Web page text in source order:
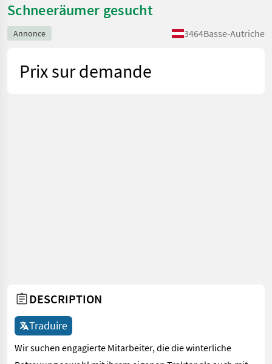
Schneeräumer gesucht
Annonce 3464Basse-Autriche
Prix sur demande
DESCRIPTION
Traduire
Wir suchen engagierte Mitarbeiter, die die winterliche